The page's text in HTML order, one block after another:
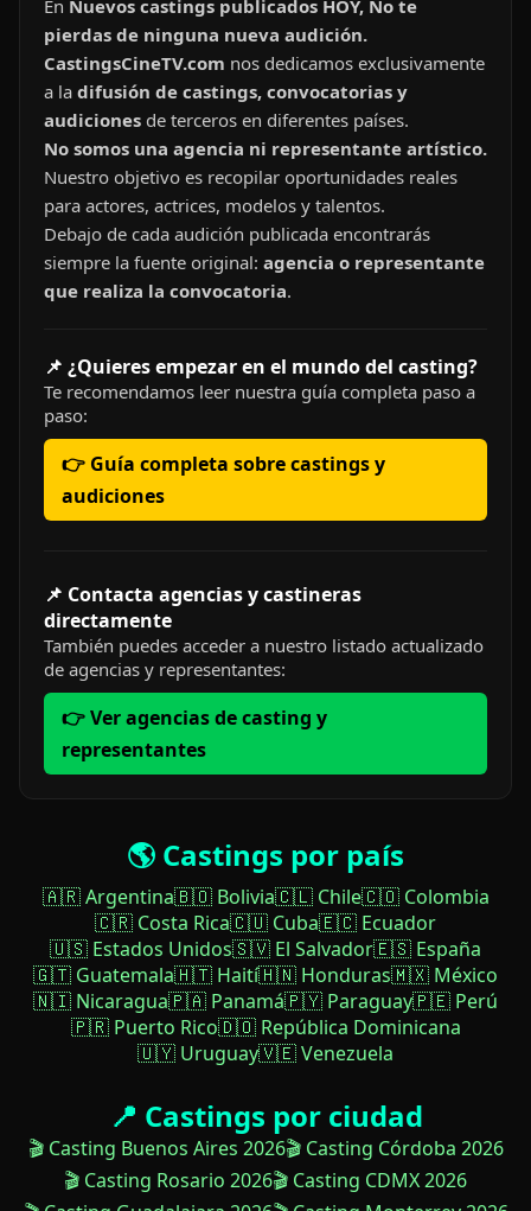
En Nuevos castings publicados HOY, No te
pierdas de ninguna nueva audición.
CastingsCineTV.com nos dedicamos exclusivamente
a la difusión de castings, convocatorias y
audiciones de terceros en diferentes países.
No somos una agencia ni representante artístico.
Nuestro objetivo es recopilar oportunidades reales
para actores, actrices, modelos y talentos.
Debajo de cada audición publicada encontrarás
siempre la fuente original: agencia o representante
que realiza la convocatoria.
📌 ¿Quieres empezar en el mundo del casting?
Te recomendamos leer nuestra guía completa paso a
paso:
👉 Guía completa sobre castings y
audiciones
📌 Contacta agencias y castineras
directamente
También puedes acceder a nuestro listado actualizado
de agencias y representantes:
👉 Ver agencias de casting y
representantes
🌎 Castings por país
🇦🇷 Argentina🇧🇴 Bolivia🇨🇱 Chile🇨🇴 Colombia
🇨🇷 Costa Rica🇨🇺 Cuba🇪🇨 Ecuador
🇺🇸 Estados Unidos🇸🇻 El Salvador🇪🇸 España
🇬🇹 Guatemala🇭🇹 Haití🇭🇳 Honduras🇲🇽 México
🇳🇮 Nicaragua🇵🇦 Panamá🇵🇾 Paraguay🇵🇪 Perú
🇵🇷 Puerto Rico🇩🇴 República Dominicana
🇺🇾 Uruguay🇻🇪 Venezuela
📍 Castings por ciudad
🎬 Casting Buenos Aires 2026🎬 Casting Córdoba 2026
🎬 Casting Rosario 2026🎬 Casting CDMX 2026